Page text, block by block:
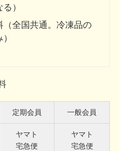
）
（全国共通。冷凍品の
定期会員 一般会員
ヤマト
宅急便
ヤマト
宅急便